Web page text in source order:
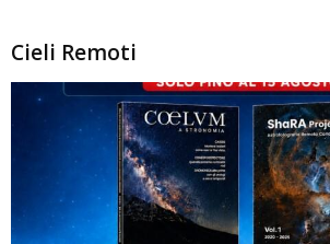
Cieli Remoti